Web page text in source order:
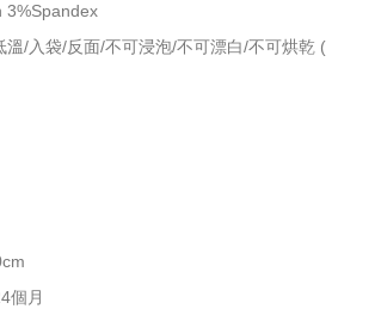
3%Spandex
溫/入袋/反面/不可浸泡/不可漂白/不可烘乾 (
個月